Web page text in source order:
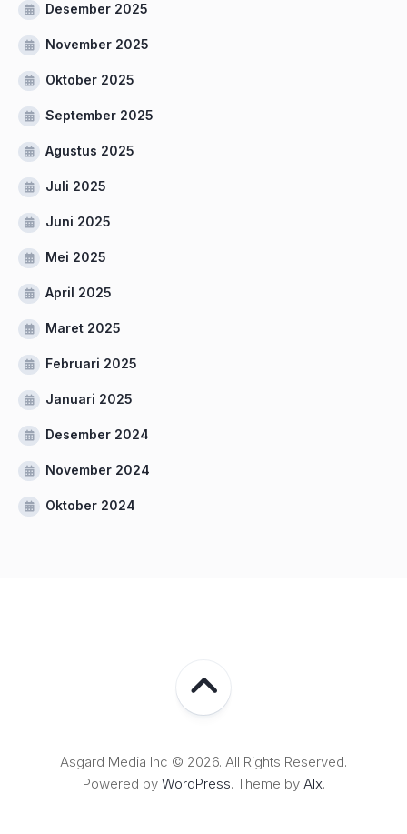
Desember 2025
November 2025
Oktober 2025
September 2025
Agustus 2025
Juli 2025
Juni 2025
Mei 2025
April 2025
Maret 2025
Februari 2025
Januari 2025
Desember 2024
November 2024
Oktober 2024
Asgard Media Inc © 2026. All Rights Reserved.
Powered by WordPress. Theme by Alx.